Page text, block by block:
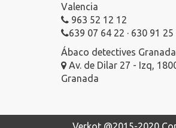
Valencia
963 52 12 12
639 07 64 22 · 630 91 25
Ábaco detectives Granada
Av. de Dilar 27 - Izq,
Granada